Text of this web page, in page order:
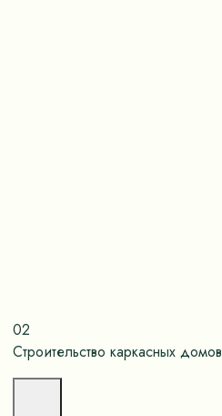
02
Строительство каркасных домов